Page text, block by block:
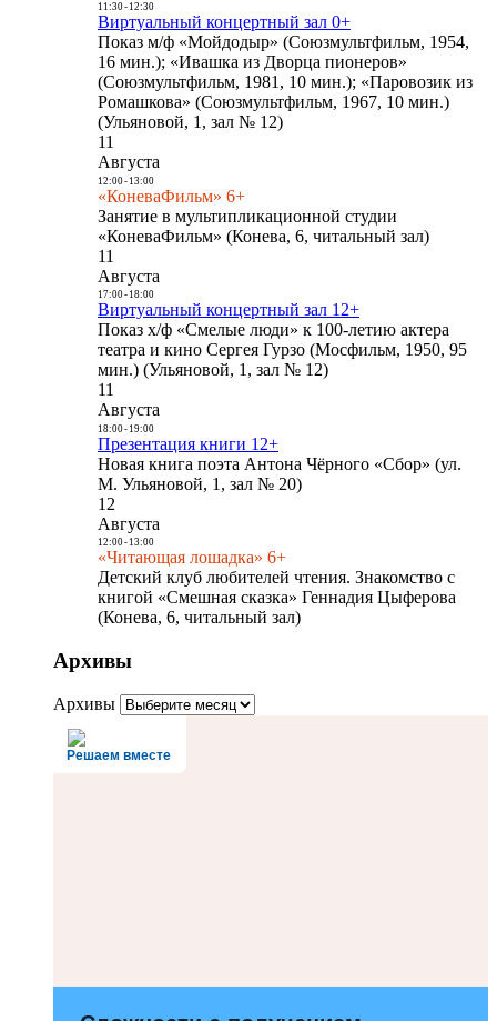
11:30- 12:30
Виртуальный концертный зал 0+
Показ м/ф «Мойдодыр» (Союзмультфильм, 1954,
16 мин.); «Ивашка из Дворца пионеров»
(Союзмультфильм, 1981, 10 мин.); «Паровозик из
Ромашкова» (Союзмультфильм, 1967, 10 мин.)
(Ульяновой, 1, зал № 12)
11
Августа
12:00- 13:00
«КоневаФильм» 6+
Занятие в мультипликационной студии
«КоневаФильм» (Конева, 6, читальный зал)
11
Августа
17:00- 18:00
Виртуальный концертный зал 12+
Показ х/ф «Смелые люди» к 100-летию актера
театра и кино Сергея Гурзо (Мосфильм, 1950, 95
мин.) (Ульяновой, 1, зал № 12)
11
Августа
18:00- 19:00
Презентация книги 12+
Новая книга поэта Антона Чёрного «Сбор» (ул.
М. Ульяновой, 1, зал № 20)
12
Августа
12:00- 13:00
«Читающая лошадка» 6+
Детский клуб любителей чтения. Знакомство с
книгой «Смешная сказка» Геннадия Цыферова
(Конева, 6, читальный зал)
Архивы
Архивы
Решаем вместе